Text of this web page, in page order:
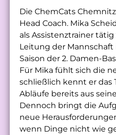
Die ChemCats
Head Coach. Mika
als Assistenztrainer
Leitung der
Saison der 2. Damen-
Für Mika fühlt sich die
schließlich kennt er das
Abläufe bereits aus
Dennoch bringt die
neue
wenn Dinge nicht wie